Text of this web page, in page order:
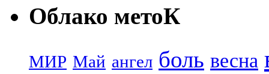
Облако метоК
МИР Май ангел боль весна